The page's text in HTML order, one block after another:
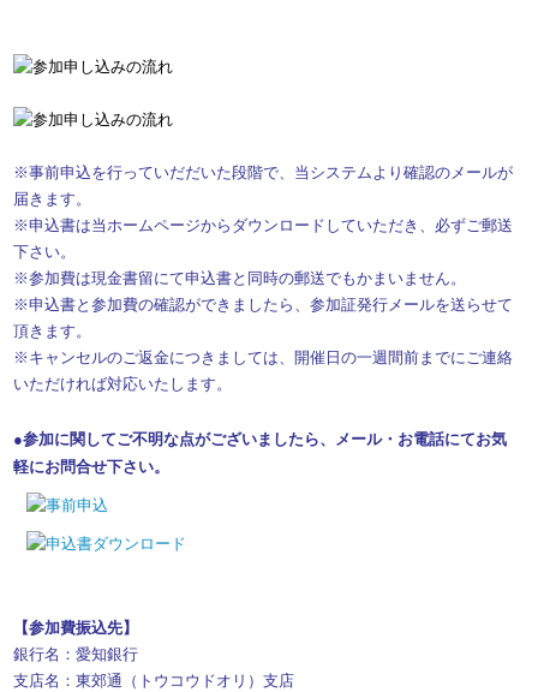
※事前申込を行っていだだいた段階で、当システムより確認のメールが
届きます。
※申込書は当ホームページからダウンロードしていただき、必ずご郵送
下さい。
※参加費は現金書留にて申込書と同時の郵送でもかまいません。
※申込書と参加費の確認ができましたら、参加証発行メールを送らせて
頂きます。
※キャンセルのご返金につきましては、開催日の一週間前までにご連絡
いただければ対応いたします。
●参加に関してご不明な点がございましたら、メール・お電話にてお気
軽にお問合せ下さい。
【参加費振込先】
銀行名：愛知銀行
支店名：東郊通（トウコウドオリ）支店